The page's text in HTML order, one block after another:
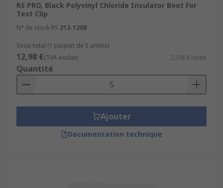
RS PRO, Black Polyvinyl Chloride Insulator Boot For
Test Clip
N° de stock RS 212-1208
Sous-total (1 paquet de 5 unités)
12,98 €(TVA exclue) 2,596 €/unité
Quantité
Ajouter
Documentation technique